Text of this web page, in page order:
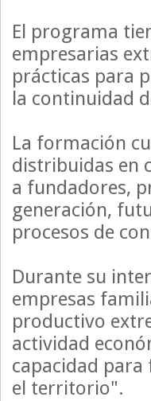
El programa
empresarias
prácticas para
la continuidad
La formación
distribuidas en
a fundadores,
generación,
procesos de
Durante su
empresas
productivo
actividad
capacidad
el territorio".